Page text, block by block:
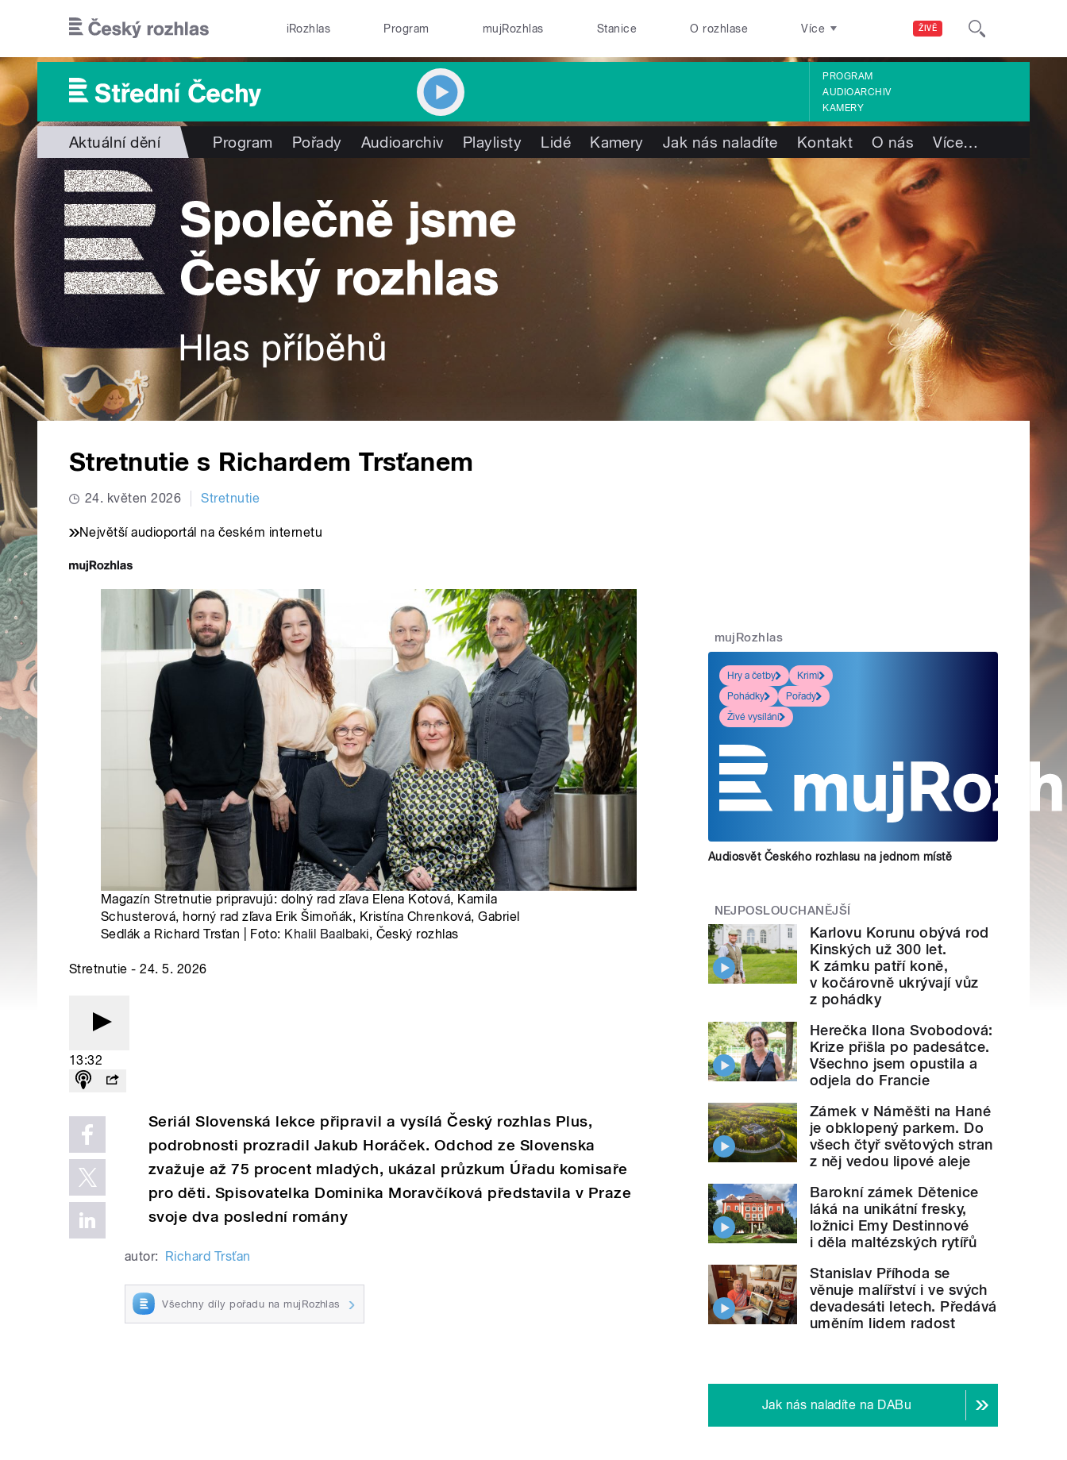
ŽIVĚ
iRozhlas Program mujRozhlas Stanice O rozhlase Více
PROGRAM
AUDIOARCHIV
KAMERY
Aktuální dění Program Pořady Audioarchiv Playlisty Lidé Kamery Jak nás naladíte Kontakt O nás Více…
Stretnutie s Richardem Trsťanem
24. květen 2026 Stretnutie
Největší audioportál na českém internetu
Magazín Stretnutie pripravujú: dolný rad zľava Elena Kotová, Kamila
Schusterová, horný rad zľava Erik Šimoňák, Kristína Chrenková, Gabriel
Sedlák a Richard Trsťan | Foto: Khalil Baalbaki, Český rozhlas
Stretnutie - 24. 5. 2026
13:32
Seriál Slovenská lekce připravil a vysílá Český rozhlas Plus,
podrobnosti prozradil Jakub Horáček. Odchod ze Slovenska
zvažuje až 75 procent mladých, ukázal průzkum Úřadu komisaře
pro děti. Spisovatelka Dominika Moravčíková představila v Praze
svoje dva poslední romány
autor: Richard Trsťan
Všechny díly pořadu na mujRozhlas
mujRozhlas
Hry a četby
Krimi
Pohádky
Pořady
Živé vysílání
Audiosvět Českého rozhlasu na jednom místě
NEJPOSLOUCHANĚJŠÍ
Karlovu Korunu obývá rod
Kinských už 300 let.
K zámku patří koně,
v kočárovně ukrývají vůz
z pohádky
Herečka Ilona Svobodová:
Krize přišla po padesátce.
Všechno jsem opustila a
odjela do Francie
Zámek v Náměšti na Hané
je obklopený parkem. Do
všech čtyř světových stran
z něj vedou lipové aleje
Barokní zámek Dětenice
láká na unikátní fresky,
ložnici Emy Destinnové
i děla maltézských rytířů
Stanislav Příhoda se
věnuje malířství i ve svých
devadesáti letech. Předává
uměním lidem radost
Jak nás naladíte na DABu